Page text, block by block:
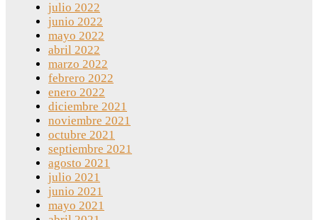
julio 2022
junio 2022
mayo 2022
abril 2022
marzo 2022
febrero 2022
enero 2022
diciembre 2021
noviembre 2021
octubre 2021
septiembre 2021
agosto 2021
julio 2021
junio 2021
mayo 2021